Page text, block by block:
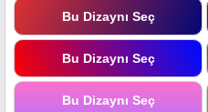
Bu Dizaynı Seç
Bu Dizaynı Seç
Bu Dizaynı Seç